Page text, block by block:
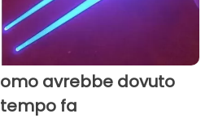
avrebbe dovuto
fa